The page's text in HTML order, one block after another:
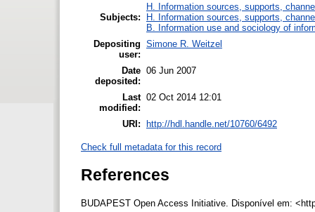
Subjects:
H. Information sources, supports,
H. Information sources, supports,
B. Information use and sociology of
Depositing
user:
Simone R. Weitzel
Date
deposited:
06 Jun 2007
Last
modified:
02 Oct 2014 12:01
URI: http://hdl.handle.net/10760/6492
Check full metadata for this record
References
BUDAPEST Open Access Initiative. Disponível em: